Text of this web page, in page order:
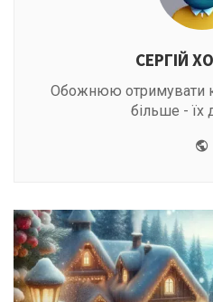
СЕРГІЙ
Обожнюю отримувати
більше - їх